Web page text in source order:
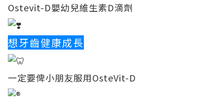
Ostevit-D嬰幼兒維生素D滴劑
想牙齒健康成長
一定要俾小朋友服用OsteVit-D